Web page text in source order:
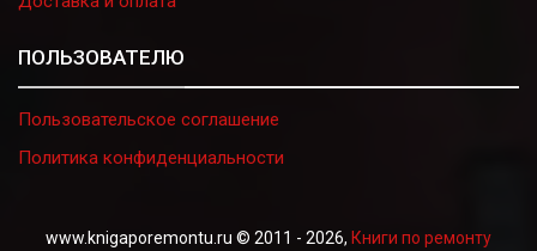
ПОЛЬЗОВАТЕЛЮ
Пользовательское соглашение
Политика конфиденциальности
www.knigaporemontu.ru © 2011 - 2026, Книги по ремонту